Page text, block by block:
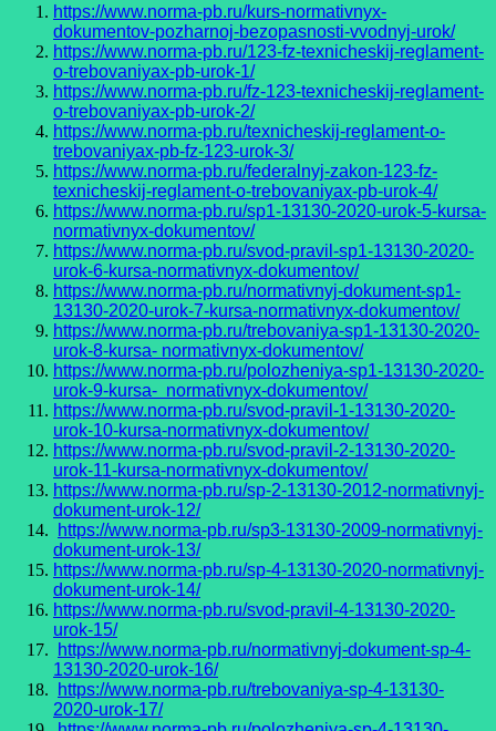
https://www.norma-pb.ru/kurs-normativnyx-
dokumentov-pozharnoj-bezopasnosti-vvodnyj-urok/
https://www.norma-pb.ru/123-fz-texnicheskij-reglament-
o-trebovaniyax-pb-urok-1/
https://www.norma-pb.ru/fz-123-texnicheskij-reglament-
o-trebovaniyax-pb-urok-2/
https://www.norma-pb.ru/texnicheskij-reglament-o-
trebovaniyax-pb-fz-123-urok-3/
https://www.norma-pb.ru/federalnyj-zakon-123-fz-
texnicheskij-reglament-o-trebovaniyax-pb-urok-4/
https://www.norma-pb.ru/sp1-13130-2020-urok-5-kursa-
normativnyx-dokumentov/
https://www.norma-pb.ru/svod-pravil-sp1-13130-2020-
urok-6-kursa-normativnyx-dokumentov/
https://www.norma-pb.ru/normativnyj-dokument-sp1-
13130-2020-urok-7-kursa-normativnyx-dokumentov/
https://www.norma-pb.ru/trebovaniya-sp1-13130-2020-
urok-8-kursa- normativnyx-dokumentov/
https://www.norma-pb.ru/polozheniya-sp1-13130-2020-
urok-9-kursa- normativnyx-dokumentov/
https://www.norma-pb.ru/svod-pravil-1-13130-2020-
urok-10-kursa-normativnyx-dokumentov/
https://www.norma-pb.ru/svod-pravil-2-13130-2020-
urok-11-kursa-normativnyx-dokumentov/
https://www.norma-pb.ru/sp-2-13130-2012-normativnyj-
dokument-urok-12/
https://www.norma-pb.ru/sp3-13130-2009-normativnyj-
dokument-urok-13/
https://www.norma-pb.ru/sp-4-13130-2020-normativnyj-
dokument-urok-14/
https://www.norma-pb.ru/svod-pravil-4-13130-2020-
urok-15/
https://www.norma-pb.ru/normativnyj-dokument-sp-4-
13130-2020-urok-16/
https://www.norma-pb.ru/trebovaniya-sp-4-13130-
2020-urok-17/